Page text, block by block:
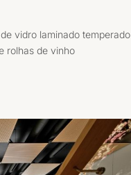
vidro laminado temperado
rolhas de vinho